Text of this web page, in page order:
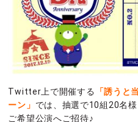
Twitter上で開催する
「誘うと
ーン」 では、抽選で10組20名
ご希望公演へご招待♪